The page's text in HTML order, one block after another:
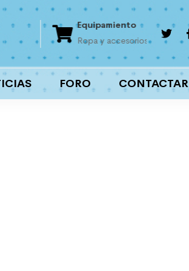
Equipamiento
Ropa y accesorios
FORO CONTACTAR